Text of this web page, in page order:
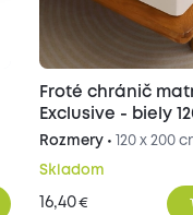
Froté chránič
Exclusive - biely
Rozmery • 120 x 200
Skladom
16,40€